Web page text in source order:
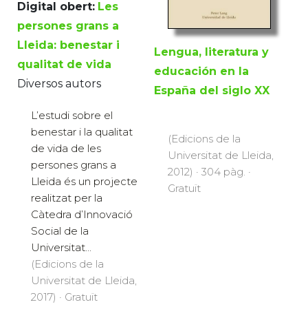
Digital obert: Les
persones grans a
Lleida: benestar i
qualitat de vida
Diversos autors
L’estudi sobre el
benestar i la qualitat
de vida de les
persones grans a
Lleida és un projecte
realitzat per la
Càtedra d’Innovació
Social de la
Universitat...
(Edicions de la
Universitat de Lleida,
2017) · Gratuït
Lengua, literatura y
educación en la
España del siglo XX
(Edicions de la
Universitat de Lleida,
2012) · 304 pàg. ·
Gratuït